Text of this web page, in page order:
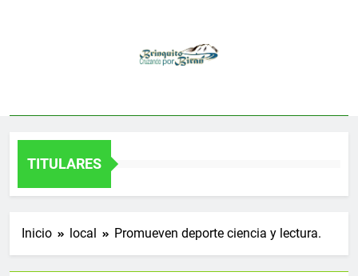
TITULARES
Inicio local Promueven deporte ciencia y lectura.